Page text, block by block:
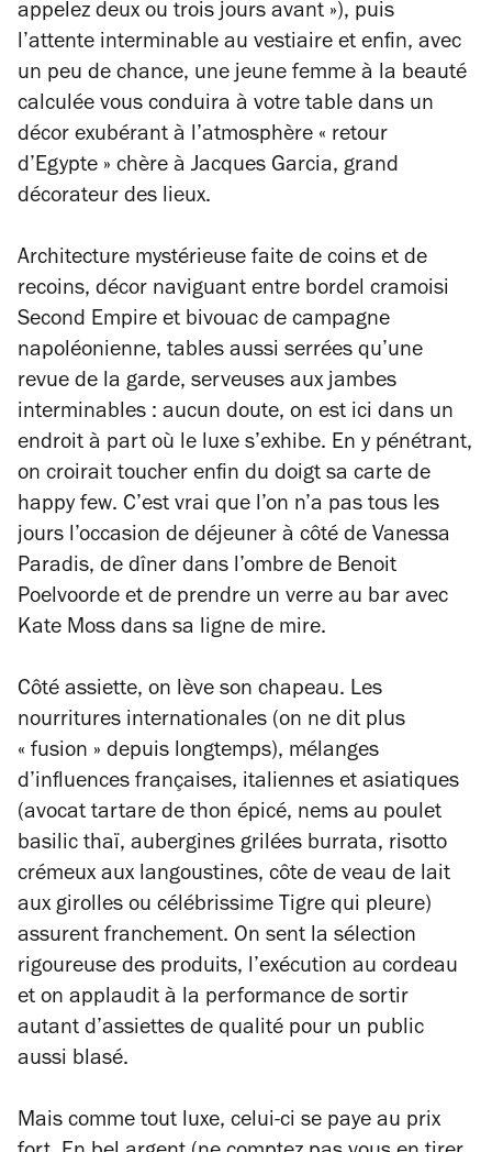
appelez deux ou trois jours avant »), puis
l’attente interminable au vestiaire et enfin, avec
un peu de chance, une jeune femme à la beauté
calculée vous conduira à votre table dans un
décor exubérant à l’atmosphère « retour
d’Egypte » chère à Jacques Garcia, grand
décorateur des lieux.
Architecture mystérieuse faite de coins et de
recoins, décor naviguant entre bordel cramoisi
Second Empire et bivouac de campagne
napoléonienne, tables aussi serrées qu’une
revue de la garde, serveuses aux jambes
interminables : aucun doute, on est ici dans un
endroit à part où le luxe s’exhibe. En y pénétrant,
on croirait toucher enfin du doigt sa carte de
happy few. C’est vrai que l’on n’a pas tous les
jours l’occasion de déjeuner à côté de Vanessa
Paradis, de dîner dans l’ombre de Benoit
Poelvoorde et de prendre un verre au bar avec
Kate Moss dans sa ligne de mire.
Côté assiette, on lève son chapeau. Les
nourritures internationales (on ne dit plus
« fusion » depuis longtemps), mélanges
d’influences françaises, italiennes et asiatiques
(avocat tartare de thon épicé, nems au poulet
basilic thaï, aubergines grilées burrata, risotto
crémeux aux langoustines, côte de veau de lait
aux girolles ou célébrissime Tigre qui pleure)
assurent franchement. On sent la sélection
rigoureuse des produits, l’exécution au cordeau
et on applaudit à la performance de sortir
autant d’assiettes de qualité pour un public
aussi blasé.
Mais comme tout luxe, celui-ci se paye au prix